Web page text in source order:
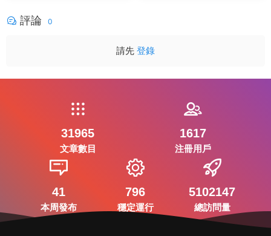
評論 0
請先 登錄
31965
文章數目
1617
注冊用戶
41
本周發布
796
穩定運行
5102147
總訪問量